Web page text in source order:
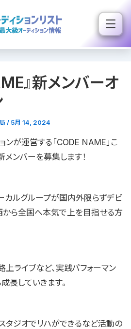
』新メンバーオ
/ 5月 14, 2024
ンが運営する「CODE NAME」こ
メンバーを募集します！
カルグループが国内外限らずデビ
から全国へ本気で上を目指せる方
上ライブなど、実践パフォーマン
長していきます。
タジオでリハができるなど活動の